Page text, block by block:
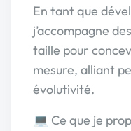
En tant que
j’accompagne
taille pour
mesure, alliant
évolutivité.
💻 Ce que je